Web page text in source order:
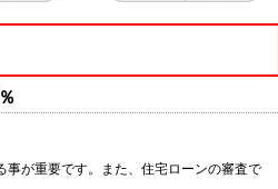
％
が重要です。また、住宅ローンの審査で